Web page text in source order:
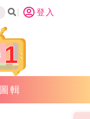
登入
1
圖輯